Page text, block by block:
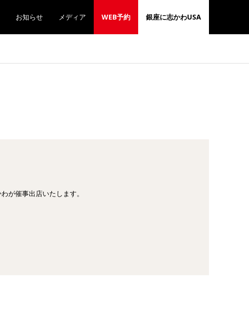
お知らせ メディア WEB予約 銀座に志かわUSA
が催事出店いたします。